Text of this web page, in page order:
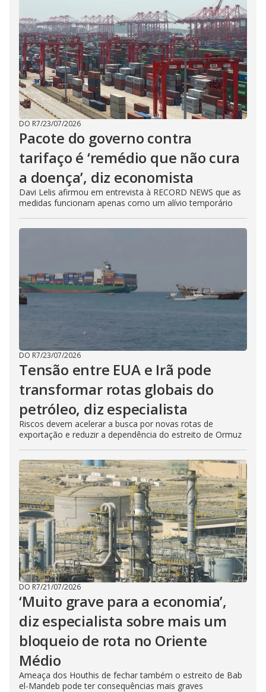
DO R7/23/07/2026
Pacote do governo contra
tarifaço é ‘remédio que não cura
a doença’, diz economista
Davi Lelis afirmou em entrevista à RECORD NEWS que as
medidas funcionam apenas como um alívio temporário
DO R7/23/07/2026
Tensão entre EUA e Irã pode
transformar rotas globais do
petróleo, diz especialista
Riscos devem acelerar a busca por novas rotas de
exportação e reduzir a dependência do estreito de Ormuz
DO R7/21/07/2026
‘Muito grave para a economia’,
diz especialista sobre mais um
bloqueio de rota no Oriente
Médio
Ameaça dos Houthis de fechar também o estreito de Bab
el-Mandeb pode ter consequências mais graves